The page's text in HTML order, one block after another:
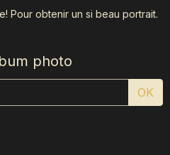
Pour obtenir un si beau portrait.
photo
OK